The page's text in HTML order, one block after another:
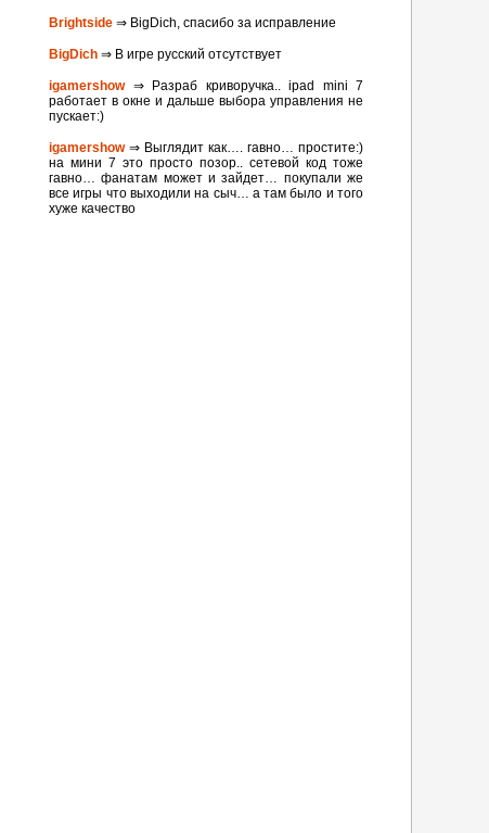
Brightside ⇒ BigDich, спасибо за исправление
BigDich ⇒ В игре русский отсутствует
igamershow⇒ Разраб криворучка.. ipad mini 7
работает в окне и дальше выбора управления не
пускает:)
igamershow⇒ Выглядит как…. гавно… простите:)
на мини 7 это просто позор.. сетевой код тоже
гавно… фанатам может и зайдет… покупали же
все игры что выходили на сыч… а там было и того
хуже качество